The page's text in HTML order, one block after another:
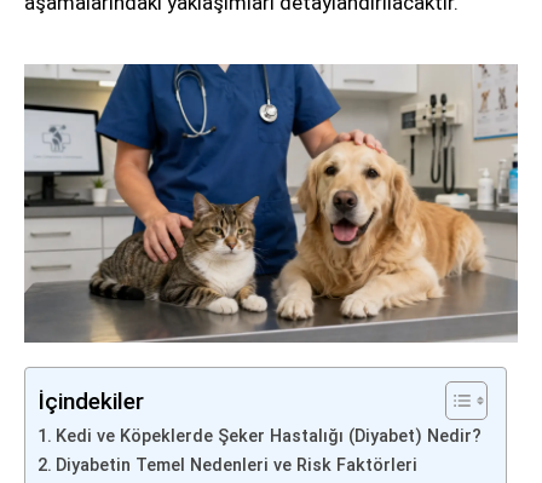
İçindekiler
Kedi ve Köpeklerde Şeker Hastalığı (Diyabet) Nedir?
Diyabetin Temel Nedenleri ve Risk Faktörleri